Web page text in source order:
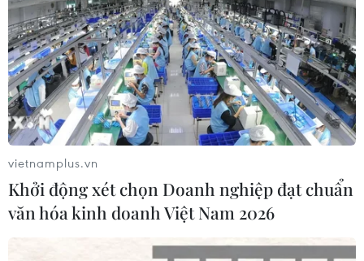
TIN CÙNG CHUYÊN MỤC
Meta tung công cụ AI lập trình tự
động cho nhà phát triển
06/08/2026 06:40
Doanh thu AI của Microsoft phụ
thuộc phần lớn vào đối tác OpenAI
vietnamplus.vn
Khởi động xét chọn Doanh nghiệp đạt chuẩn
văn hóa kinh doanh Việt Nam 2026